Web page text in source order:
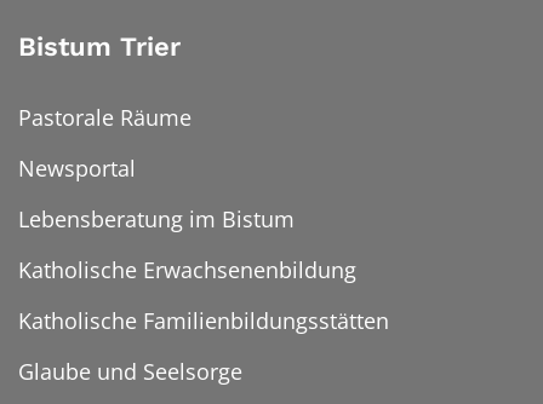
Bistum Trier
Pastorale Räume
Newsportal
Lebensberatung im Bistum
Katholische Erwachsenenbildung
Katholische Familienbildungsstätten
Glaube und Seelsorge